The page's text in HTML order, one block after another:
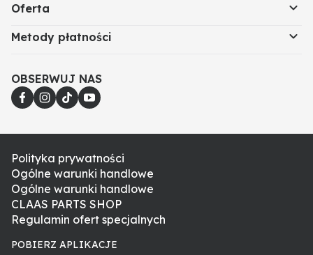
Oferta
Metody płatności
OBSERWUJ NAS
Polityka prywatności
Ogólne warunki handlowe
Ogólne warunki handlowe
CLAAS PARTS SHOP
Regulamin ofert specjalnych
POBIERZ APLIKACJE